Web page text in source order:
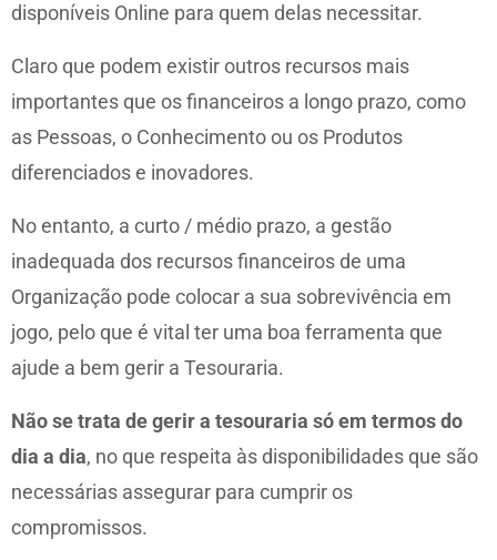
disponíveis Online para quem delas necessitar.
Claro que podem existir outros recursos mais
importantes que os financeiros a longo prazo, como
as Pessoas, o Conhecimento ou os Produtos
diferenciados e inovadores.
No entanto, a curto / médio prazo, a gestão
inadequada dos recursos financeiros de uma
Organização pode colocar a sua sobrevivência em
jogo, pelo que é vital ter uma boa ferramenta que
ajude a bem gerir a Tesouraria.
Não se trata de gerir a tesouraria só em termos do
dia a dia, no que respeita às disponibilidades que são
necessárias assegurar para cumprir os
compromissos.